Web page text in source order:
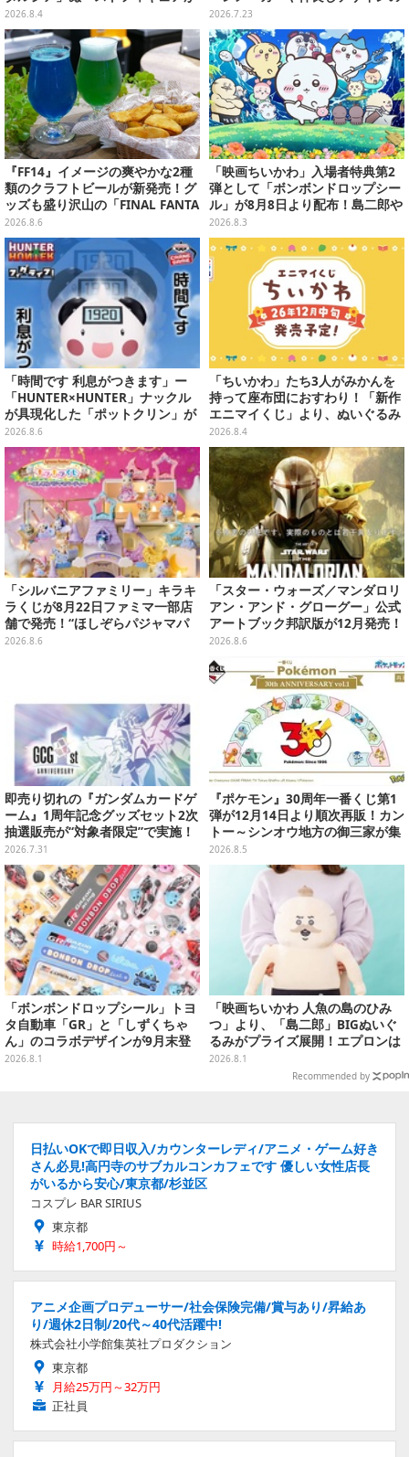
再登場！セクシー&キュートに蓋
を押さえてくれる
2026.8.4
両面クッション、日常使いできる
雑貨など
2026.7.23
『FF14』イメージの爽やかな2種
類のクラフトビールが新発売！グ
ッズも盛り沢山の「FINAL FANTA
SY XIV GOODS SHOP」では巨大
なエーテライトもお出迎え
2026.8.6
「映画ちいかわ」入場者特典第2
弾として「ボンボンドロップシー
ル」が8月8日より配布！島二郎や
セイレーンはもちろん、人魚のウ
ロコまで…
2026.8.3
「時間です 利息がつきます」ー
「HUNTER×HUNTER」ナックル
が具現化した「ポットクリン」が
貯金箱としてプライズ展開
2026.8.6
「ちいかわ」たち3人がみかんを
持って座布団におすわり！「新作
エニマイくじ」より、ぬいぐるみ
画像が初公開
2026.8.4
「シルバニアファミリー」キラキ
ラくじが8月22日ファミマ一部店
舗で発売！“ほしぞらパジャマパ
ーティ”をテーマに、お人形や建
2026.8.6
「スター・ウォーズ／マンダロリ
アン・アンド・グローグー」公式
アートブック邦訳版が12月発売！
映画のコンセプトアートやスケッ
チを掲載
2026.8.6
即売り切れの『ガンダムカードゲ
ーム』1周年記念グッズセット2次
抽選販売が“対象者限定”で実施！
プレバン全会員向け3次抽選も
2026.7.31
『ポケモン』30周年一番くじ第1
弾が12月14日より順次再販！カン
トー～シンオウ地方の御三家が集
まった時計、ぬいぐるみなど記念
グッズ盛りだくさん
2026.8.5
「ボンボンドロップシール」トヨ
タ自動車「GR」と「しずくちゃ
ん」のコラボデザインが9月末登
場！くま吉らも描かれた全4柄
2026.8.1
「映画ちいかわ 人魚の島のひみ
つ」より、「島二郎」BIGぬいぐ
るみがプライズ展開！エプロンは
ポケット付き
2026.8.1
Recommended by
日払いOKで即日収入/カウンターレディ/アニメ・ゲーム好き
さん必見!高円寺のサブカルコンカフェです 優しい女性店長
がいるから安心/東京都/杉並区
コスプレ BAR SIRIUS
東京都
時給1,700円～
アニメ企画プロデューサー/社会保険完備/賞与あり/昇給あ
り/週休2日制/20代～40代活躍中!
株式会社小学館集英社プロダクション
東京都
月給25万円～32万円
正社員